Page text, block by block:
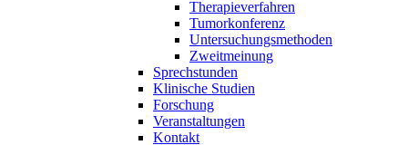
Therapieverfahren
Tumorkonferenz
Untersuchungsmethoden
Zweitmeinung
Sprechstunden
Klinische Studien
Forschung
Veranstaltungen
Kontakt